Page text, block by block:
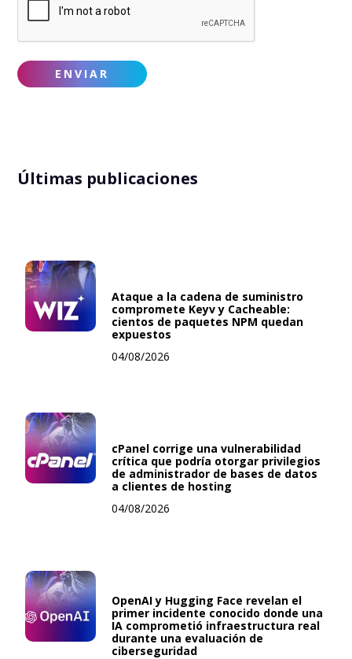
Últimas publicaciones
Ataque a la cadena de suministro
compromete Keyv y Cacheable:
cientos de paquetes NPM quedan
expuestos
04/08/2026
cPanel corrige una vulnerabilidad
crítica que podría otorgar privilegios
de administrador de bases de datos
a clientes de hosting
04/08/2026
OpenAI y Hugging Face revelan el
primer incidente conocido donde una
IA comprometió infraestructura real
durante una evaluación de
ciberseguridad